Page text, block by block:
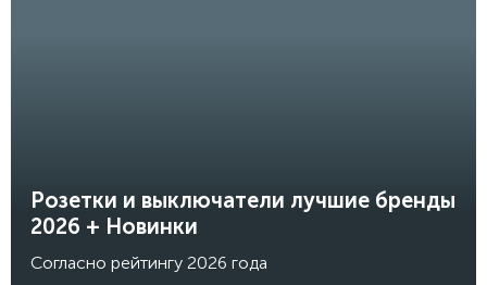
Розетки и выключатели лучшие бренды
2026 + Новинки
Согласно рейтингу 2026 года